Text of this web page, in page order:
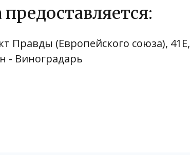
предоставляется:
Правды (Европейского союза), 41Е,
- Виноградарь